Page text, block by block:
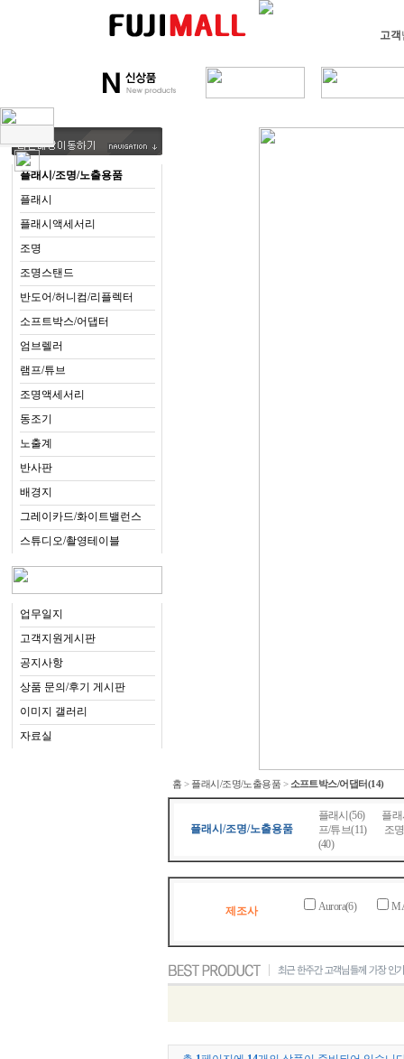
고객
플래시/조명/노출용품
플래시
플래시액세서리
조명
조명스탠드
반도어/허니컴/리플렉터
소프트박스/어댑터
엄브렐러
램프/튜브
조명액세서리
동조기
노출계
반사판
배경지
그레이카드/화이트밸런스
스튜디오/촬영테이블
업무일지
고객지원게시판
공지사항
상품 문의/후기 게시판
이미지 갤러리
자료실
홈 > 플래시/조명/노출용품 > 소프트박스/어댑터(14)
플래시/조명/노출용품
플래시(56)
플
프/튜브(11)
조
(40)
제조사 Aurora(6)